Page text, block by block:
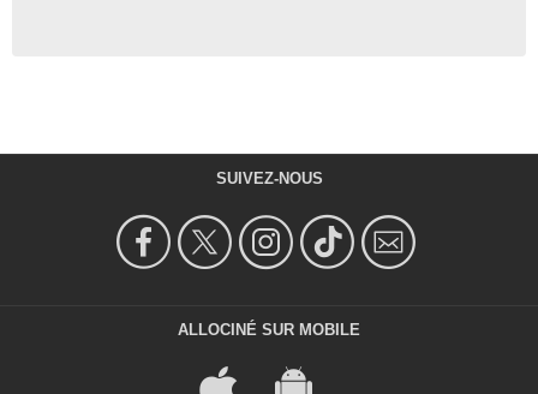
SUIVEZ-NOUS
ALLOCINÉ SUR MOBILE